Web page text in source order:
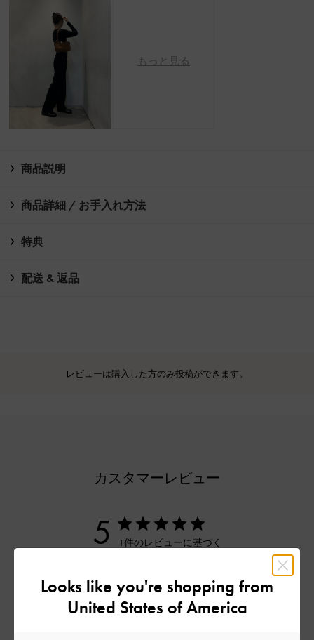
もっと見る
商品説明
商品詳細 / お手入れ方法
特典
配送 & 返品
レビューは購入した方のみ投稿ができます。
カスタマーレビュー
5 1件のレビューに基づく
4
0
3
0
Looks like you're shopping from
United States of America